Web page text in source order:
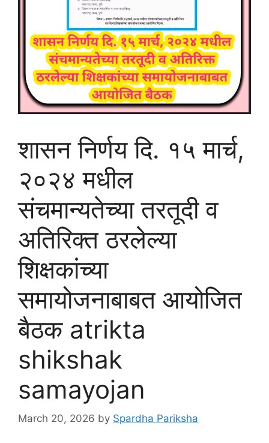
शासन निर्णय दि. १५ मार्च,
२०२४ मधील
संचमान्यतेच्या तरतूदी व
अतिरिक्त ठरलेल्या
शिक्षकांच्या
समायोजनाबाबत आयोजित
बैठक atrikta
shikshak
samayojan
March 20, 2026 by Spardha Pariksha